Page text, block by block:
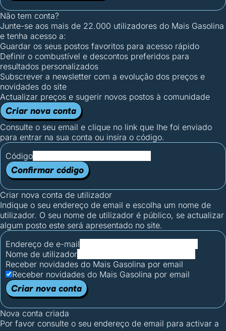
Não tem conta?
Junte-se aos mais de 22.000 utilizadores do Mais Gasolina
e tenha acesso a:
Guardar os seus postos favoritos para acesso rápido
Definir o combustível e descontos preferidos para
resultados personalizados
Subscrever a newsletter com a evolução dos preços e
novidades do site
Actualizar preços e sugerir novos postos à comunidade
Criar nova conta
Consulte o seu email e clique no link que lhe foi enviado
para entrar na sua conta ou insira o código.
Código
Confirmar código
Criar nova conta de utilizador
Indique o seu endereço de email e escolha um nome de
utilizador. O seu nome de utilizador é público, se actualizar
algum posto este será apresentado no site.
Endereço de e-mail
Nome de utilizador
Receber novidades do Mais Gasolina por email
Receber novidades do Mais Gasolina por email
Criar nova conta
Nova conta criada
Por favor consulte o seu endereço de email para activar a